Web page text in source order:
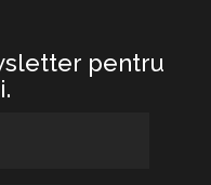
pentru